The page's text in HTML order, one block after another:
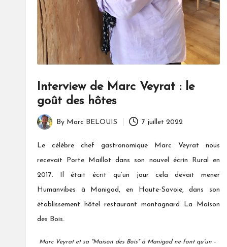
Interview de Marc Veyrat : le
goût des hôtes
Posted
By Marc BELOUIS 7 juillet 2022
Le célèbre chef gastronomique Marc Veyrat nous
recevait Porte Maillot dans son nouvel écrin Rural en
2017. Il était écrit qu’un jour cela devait mener
Humanvibes à Manigod, en Haute-Savoie, dans son
établissement hôtel restaurant montagnard La Maison
des Bois.
Marc Veyrat et sa "Maison des Bois" à Manigod ne font qu'un -